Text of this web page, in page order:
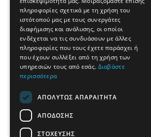
πληροφορίες σχετικά με τη χρήση του
ιστότοπού μας με τους συνεργάτες
διαφήμισης και ανάλυσης, οι οποίοι
ενδέχεται να τις συνδυάσουν με άλλες
πληροφορίες που τους έχετε παράσχει ή
που έχουν συλλέξει από τη χρήση των
υπηρεσιών τους από εσάς. Διαβάστε
περισσότερα
ΑΠΟΛΎΤΩΣ ΑΠΑΡΑΊΤΗΤΑ
ΑΠΌΔΟΣΗΣ
ΣΤΌΧΕΥΣΗΣ